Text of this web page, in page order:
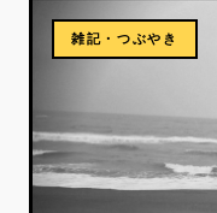
雑記・つぶやき